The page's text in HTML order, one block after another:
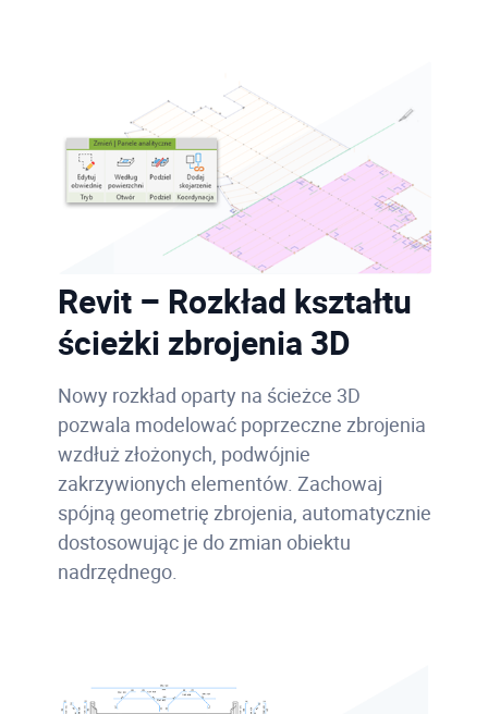
Revit – Rozkład kształtu
ścieżki zbrojenia 3D
Nowy rozkład oparty na ścieżce 3D
pozwala modelować poprzeczne zbrojenia
wzdłuż złożonych, podwójnie
zakrzywionych elementów. Zachowaj
spójną geometrię zbrojenia, automatycznie
dostosowując je do zmian obiektu
nadrzędnego.